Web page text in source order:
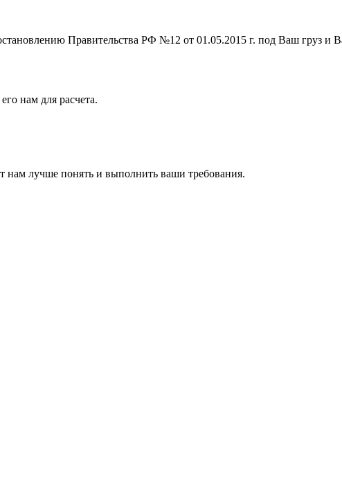
Правительства РФ №12 от 01.05.2015 г. под Ваш груз и
нам для расчета.
лучше понять и выполнить ваши требования.